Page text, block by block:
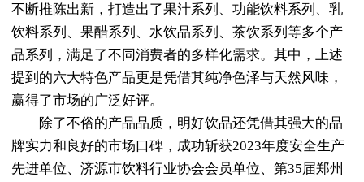
不断推陈出新，打造出了果汁系列、功能饮料系列、乳
饮料系列、果醋系列、水饮品系列、茶饮系列等多个产
品系列，满足了不同消费者的多样化需求。其中，上述
提到的六大特色产品更是凭借其纯净色泽与天然风味，
赢得了市场的广泛好评。
除了不俗的产品品质，明好饮品还凭借其强大的品
牌实力和良好的市场口碑，成功斩获2023年度安全生产
先进单位、济源市饮料行业协会会员单位、第35届郑州